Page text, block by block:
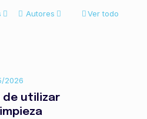
Autores Ver todo
2026
de utilizar